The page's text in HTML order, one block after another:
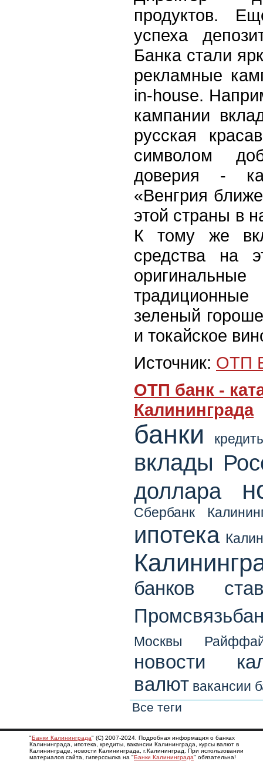
продуктов.
успеха
Банка стали
рекламные
in-house.
кампании
русская
символом
доверия -
«Венгрия
этой страны в
К тому же
средства на
традиционные
зеленый
и токайское
Источник: ОТП
ОТП банк -
Калининграда
банки
вклады
доллара
Сбербанк
ипотека
банков
Москвы
новости
валют вакансии
Все теги
"Банки Калининграда" (С) 2007-2024. Подробная информация о банках
Калининграда, ипотека, кредиты, вакансии Калининграда, курсы валют в
Калининграде, новости Калининграда, г.Калининград. При использовании
материалов сайта, гиперссылка на "Банки Калининграда" обязательна!